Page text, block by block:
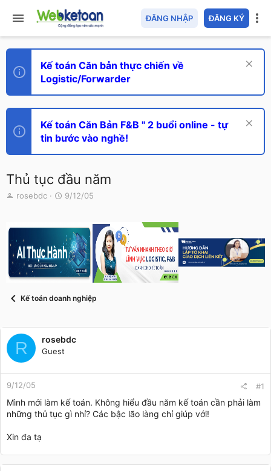
ĐĂNG NHẬP ĐĂNG KÝ
Kế toán Căn bản thực chiến về
Logistic/Forwarder
Kế toán Căn Bản F&B " 2 buổi online - tự
tin bước vào nghề!
Thủ tục đầu năm
T
e
a
d
s
a
r
rosebdc
N
y
g
ử
i
9/12/05
Kế toán doanh nghiệp
R rosebdc
Guest
9/12/05 #1
Mình mới làm kế toán. Không hiểu đầu năm kế toán cần phải làm
những thủ tục gì nhỉ? Các bậc lão làng chỉ giúp với!
Xin đa tạ